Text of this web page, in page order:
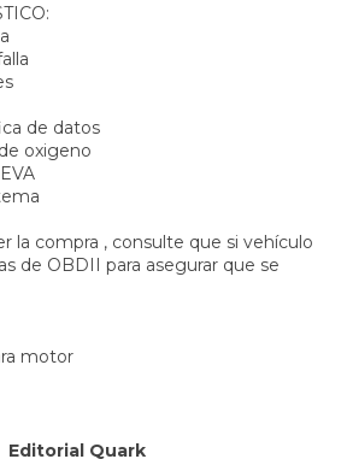
de datos
oxigeno
la compra , consulte que si vehículo
de OBDII para asegurar que se
motor
Editorial Quark